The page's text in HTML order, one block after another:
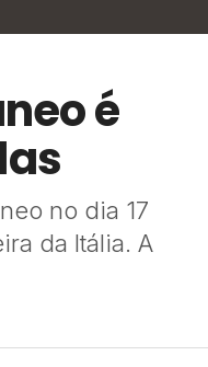
é
no dia 17
da Itália. A